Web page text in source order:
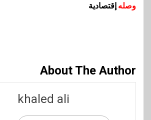
وصله إقتصادية
About The Author
khaled ali